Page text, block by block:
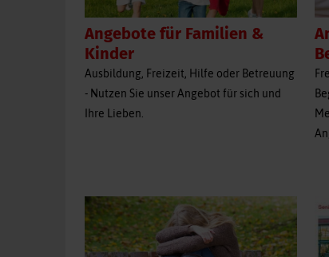
Angebote für Familien &
Kinder
Ausbildung, Freizeit, Hilfe oder Betreuung
- Nutzen Sie unser Angebot für sich und
Ihre Lieben.